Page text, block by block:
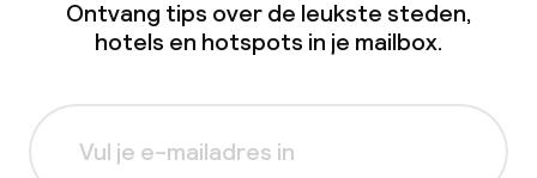
Ontvang tips over de leukste steden,
hotels en hotspots in je mailbox.